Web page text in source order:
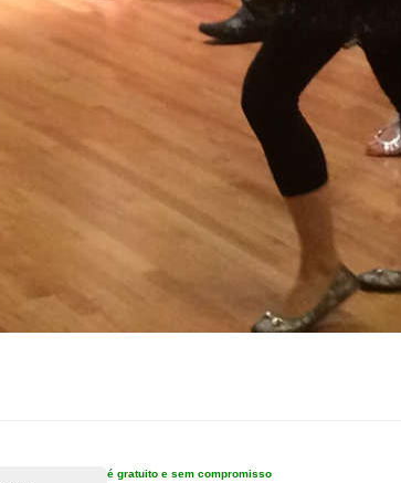
é gratuito e sem compromisso